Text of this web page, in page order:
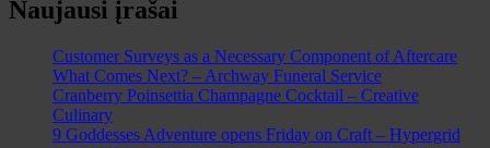
Naujausi įrašai
Customer Surveys as a Necessary Component of Aftercare
What Comes Next? – Archway Funeral Service
Cranberry Poinsettia Champagne Cocktail – Creative
Culinary
9 Goddesses Adventure opens Friday on Craft – Hypergrid